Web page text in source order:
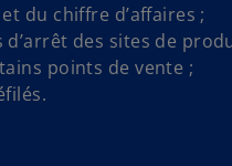
du chiffre d’affaires ;
d’arrêt des sites de
points de vente ;